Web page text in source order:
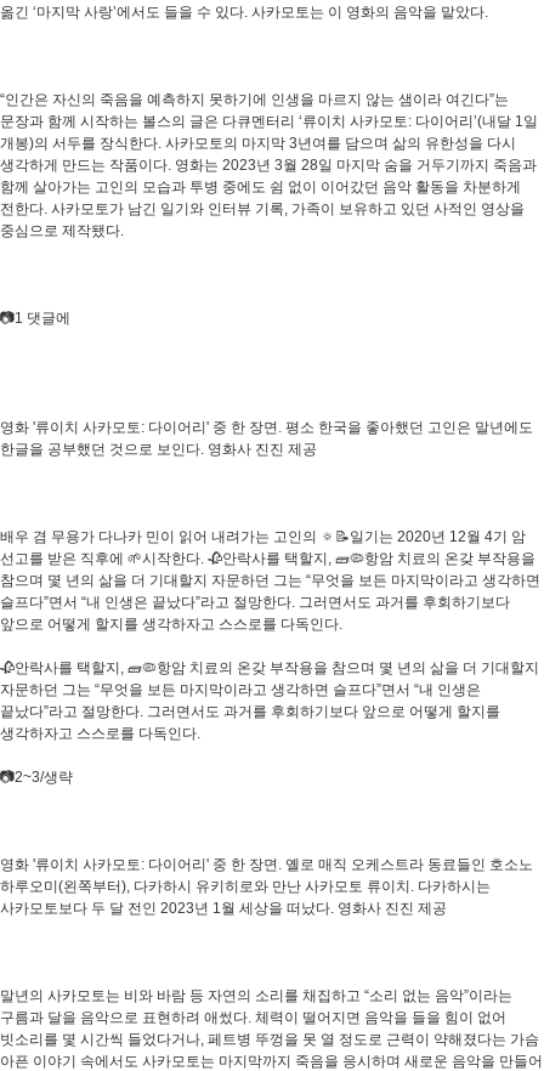
옮긴 ‘마지막 사랑’에서도 들을 수 있다. 사카모토는 이 영화의 음악을 맡았다.
“인간은 자신의 죽음을 예측하지 못하기에 인생을 마르지 않는 샘이라 여긴다”는
문장과 함께 시작하는 볼스의 글은 다큐멘터리 ‘류이치 사카모토: 다이어리’(내달 1일
개봉)의 서두를 장식한다. 사카모토의 마지막 3년여를 담으며 삶의 유한성을 다시
생각하게 만드는 작품이다. 영화는 2023년 3월 28일 마지막 숨을 거두기까지 죽음과
함께 살아가는 고인의 모습과 투병 중에도 쉼 없이 이어갔던 음악 활동을 차분하게
전한다. 사카모토가 남긴 일기와 인터뷰 기록, 가족이 보유하고 있던 사적인 영상을
중심으로 제작됐다.
📷1 댓글에
영화 '류이치 사카모토: 다이어리' 중 한 장면. 평소 한국을 좋아했던 고인은 말년에도
한글을 공부했던 것으로 보인다. 영화사 진진 제공
배우 겸 무용가 다나카 민이 읽어 내려가는 고인의 🔅📝일기는 2020년 12월 4기 암
선고를 받은 직후에 🌱시작한다. 🥀안락사를 택할지, 🧱🦠항암 치료의 온갖 부작용을
참으며 몇 년의 삶을 더 기대할지 자문하던 그는 “무엇을 보든 마지막이라고 생각하면
슬프다”면서 “내 인생은 끝났다”라고 절망한다. 그러면서도 과거를 후회하기보다
앞으로 어떻게 할지를 생각하자고 스스로를 다독인다.​
🥀안락사를 택할지, 🧱🦠항암 치료의 온갖 부작용을 참으며 몇 년의 삶을 더 기대할지
자문하던 그는 “무엇을 보든 마지막이라고 생각하면 슬프다”면서 “내 인생은
끝났다”라고 절망한다. 그러면서도 과거를 후회하기보다 앞으로 어떻게 할지를
생각하자고 스스로를 다독인다.
📷2~3/생략
영화 '류이치 사카모토: 다이어리' 중 한 장면. 옐로 매직 오케스트라 동료들인 호소노
하루오미(왼쪽부터), 다카하시 유키히로와 만난 사카모토 류이치. 다카하시는
사카모토보다 두 달 전인 2023년 1월 세상을 떠났다. 영화사 진진 제공
말년의 사카모토는 비와 바람 등 자연의 소리를 채집하고 “소리 없는 음악”이라는
구름과 달을 음악으로 표현하려 애썼다. 체력이 떨어지면 음악을 들을 힘이 없어
빗소리를 몇 시간씩 들었다거나, 페트병 뚜껑을 못 열 정도로 근력이 약해졌다는 가슴
아픈 이야기 속에서도 사카모토는 마지막까지 죽음을 응시하며 새로운 음악을 만들어